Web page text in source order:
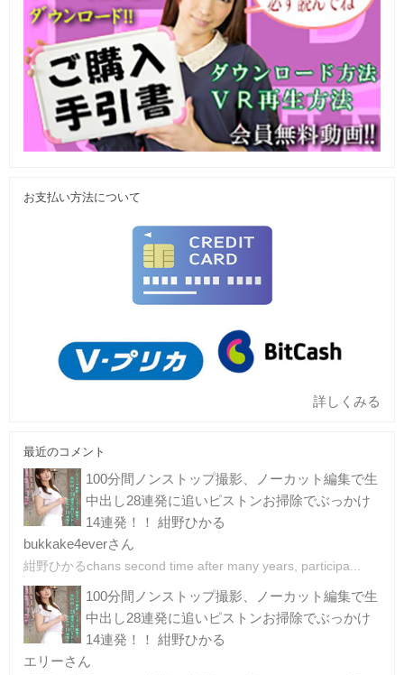
お支払い方法について
詳しくみる
最近のコメント
100分間ノンストップ撮影、ノーカット編集で生
中出し28連発に追いピストンお掃除でぶっかけ
14連発！！ 紺野ひかる
bukkake4everさん
紺野ひかるchans second time after many years, participa...
100分間ノンストップ撮影、ノーカット編集で生
中出し28連発に追いピストンお掃除でぶっかけ
14連発！！ 紺野ひかる
エリーさん